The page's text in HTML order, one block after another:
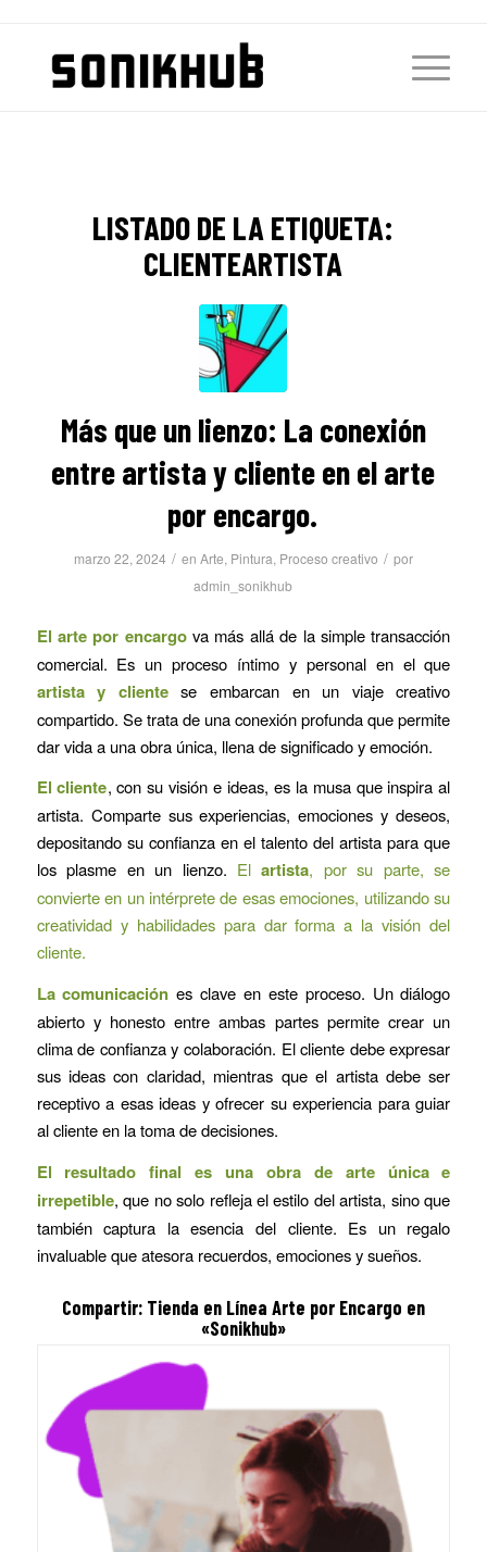
LISTADO DE LA ETIQUETA:
CLIENTEARTISTA
Más que un lienzo: La conexión
entre artista y cliente en el arte
por encargo.
marzo 22, 2024 / en Arte, Pintura, Proceso creativo / por
admin_sonikhub
El arte por encargova más allá de la simple transacción
comercial. Es un proceso íntimo y personal en el que
artista y clientese embarcan en un viaje creativo
compartido. Se trata de una conexión profunda que permite
dar vida a una obra única, llena de significado y emoción.
El cliente, con su visión e ideas, es la musa que inspira al
artista. Comparte sus experiencias, emociones y deseos,
depositando su confianza en el talento del artista para que
los plasme en un lienzo. Elartista, por su parte, se
convierte en un intérprete de esas emociones, utilizando su
creatividad y habilidades para dar forma a la visión del
cliente.
La comunicación es clave en este proceso. Un diálogo
abierto y honesto entre ambas partes permite crear un
clima de confianza y colaboración. El cliente debe expresar
sus ideas con claridad, mientras que el artista debe ser
receptivo a esas ideas y ofrecer su experiencia para guiar
al cliente en la toma de decisiones.
El resultado final es una obra de arte única e
irrepetible, que no solo refleja el estilo del artista, sino que
también captura la esencia del cliente. Es un regalo
invaluable que atesora recuerdos, emociones y sueños.
Compartir: Tienda en Línea Arte por Encargo en
«Sonikhub»